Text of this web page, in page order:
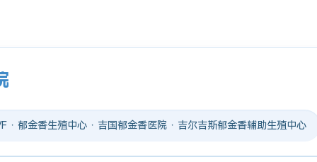
· 郁金香生殖中心 · 吉国郁金香医院 · 吉尔吉斯郁金香辅助生殖中心